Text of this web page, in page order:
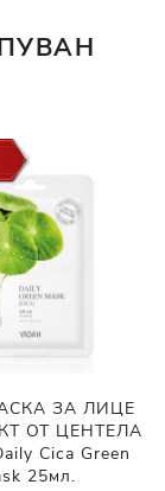
ЗА ЛИЦЕ
ОТ ЦЕНТЕЛА
Cica Green
25мл.